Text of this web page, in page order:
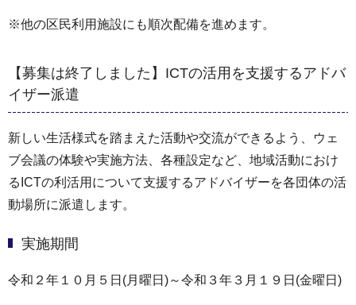
※他の区民利用施設にも順次配備を進めます。
【募集は終了しました】ICTの活用を支援するアドバ
イザー派遣
新しい生活様式を踏まえた活動や交流ができるよう、ウェ
ブ会議の体験や実施方法、各種設定など、地域活動におけ
るICTの利活用について支援するアドバイザーを各団体の活
動場所に派遣します。
実施期間
令和２年１０月５日(月曜日)～令和３年３月１９日(金曜日)